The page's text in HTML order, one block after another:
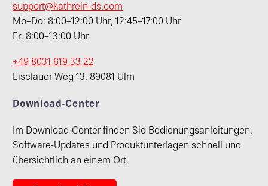
support@kathrein-ds.com
Mo–Do: 8:00–12:00 Uhr, 12:45–17:00 Uhr
Fr. 8:00–13:00 Uhr
+49 8031 619 33 22
Eiselauer Weg 13, 89081 Ulm
Download-Center
Im Download-Center finden Sie Bedienungsanleitungen,
Software-Updates und Produktunterlagen schnell und
übersichtlich an einem Ort.